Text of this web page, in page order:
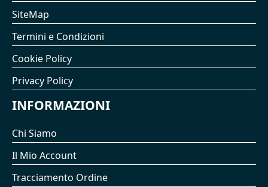
SiteMap
Termini e Condizioni
Cookie Policy
Privacy Policy
INFORMAZIONI
Chi Siamo
Il Mio Account
Tracciamento Ordine